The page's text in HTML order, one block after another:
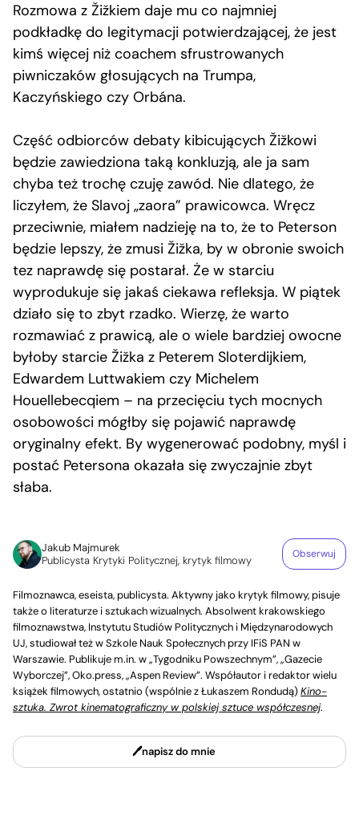
Rozmowa z Žižkiem daje mu co najmniej
podkładkę do legitymacji potwierdzającej, że jest
kimś więcej niż coachem sfrustrowanych
piwniczaków głosujących na Trumpa,
Kaczyńskiego czy Orbána.
Część odbiorców debaty kibicujących Žižkowi
będzie zawiedziona taką konkluzją, ale ja sam
chyba też trochę czuję zawód. Nie dlatego, że
liczyłem, że Slavoj „zaora” prawicowca. Wręcz
przeciwnie, miałem nadzieję na to, że to Peterson
będzie lepszy, że zmusi Žižka, by w obronie swoich
tez naprawdę się postarał. Że w starciu
wyprodukuje się jakaś ciekawa refleksja. W piątek
działo się to zbyt rzadko. Wierzę, że warto
rozmawiać z prawicą, ale o wiele bardziej owocne
byłoby starcie Žižka z Peterem Sloterdijkiem,
Edwardem Luttwakiem czy Michelem
Houellebecqiem – na przecięciu tych mocnych
osobowości mógłby się pojawić naprawdę
oryginalny efekt. By wygenerować podobny, myśl i
postać Petersona okazała się zwyczajnie zbyt
słaba.
Jakub Majmurek
Publicysta Krytyki Politycznej, krytyk filmowy
Obserwuj
Filmoznawca, eseista, publicysta. Aktywny jako krytyk filmowy, pisuje
także o literaturze i sztukach wizualnych. Absolwent krakowskiego
filmoznawstwa, Instytutu Studiów Politycznych i Międzynarodowych
UJ, studiował też w Szkole Nauk Społecznych przy IFiS PAN w
Warszawie. Publikuje m.in. w „Tygodniku Powszechnym”, „Gazecie
Wyborczej”, Oko.press, „Aspen Review”. Współautor i redaktor wielu
książek filmowych, ostatnio (wspólnie z Łukaszem Rondudą)Kino-
sztuka. Zwrot kinematograficzny w polskiej sztuce współczesnej.
napisz do mnie